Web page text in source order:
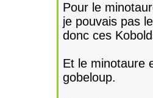
Pour le
je pouvais pas
donc ces
Et le minotaure
gobeloup.